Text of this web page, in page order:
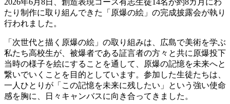
たり制作に取り組んできた「原爆の絵」の完成披露会が執り
行われました。
「次世代と描く原爆の絵」の取り組みは、広島で美術を学ぶ
私たち高校生が、被爆者である証言者の方々と共に原爆投下
当時の様子を絵にすることを通して、原爆の記憶を未来へと
繋いでいくことを目的としています。参加した生徒たちは、
一人ひとりが「この記憶を未来に残したい」という強い使命
感を胸に、日々キャンバスに向き合ってきました。